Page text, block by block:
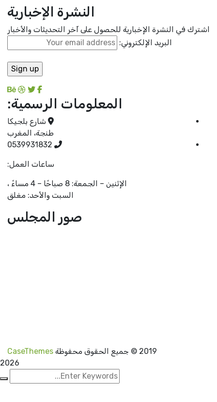
النشرة الإخبارية
في النشرة الإخبارية للحصول على آخر التحديثات والأخبار
البريد الإلكتروني:
المعلومات الرسمية:
شارع بلجيكا
طنجة، المغرب
0539931832
ساعات العمل:
الإثنين – الجمعة: 8 صباحًا – 4 مساءً ،
السبت والأحد: مغلق
صور المجلس
2019© جميع الحقوق محفوظةCaseThemes
2026